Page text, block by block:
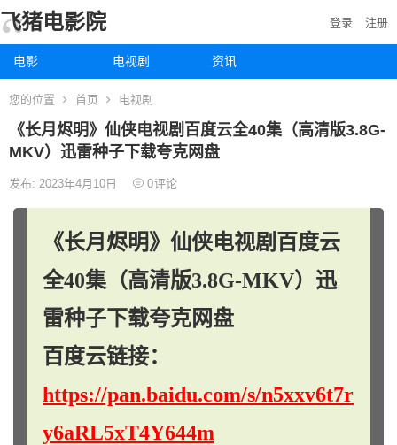
飞猪电影院
电影 电视剧 资讯
登录 注册
您的位置 首页 电视剧
《长月烬明》仙侠电视剧百度云全40集（高清版3.8G-
MKV）迅雷种子下载夸克网盘
发布: 2023年4月10日 0评论
《长月烬明》仙侠电视剧百度云
全40集（高清版3.8G-MKV）迅
雷种子下载夸克网盘
百度云链接：
https://pan.baidu.com/s/n5xxv6t7r
y6aRL5xT4Y644m